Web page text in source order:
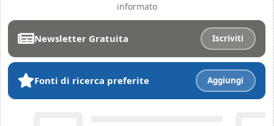
informato
Newsletter Gratuita Iscriviti
Fonti di ricerca preferite Aggiungi